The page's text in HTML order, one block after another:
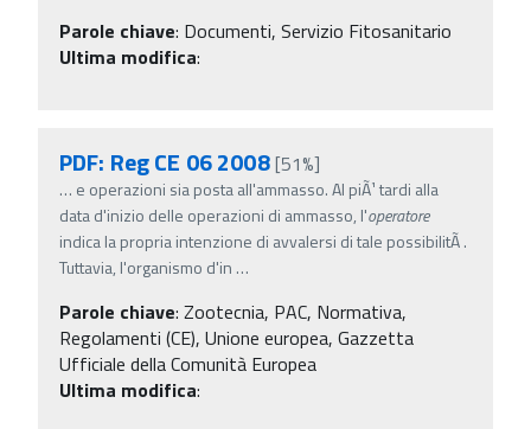
Parole chiave: Documenti, Servizio Fitosanitario
Ultima modifica:
PDF: Reg CE 06 2008[51%]
… e operazioni sia posta all'ammasso. Al piÃ¹ tardi alla
data d'inizio delle operazioni di ammasso, l'operatore
indica la propria intenzione di avvalersi di tale possibilitÃ .
Tuttavia, l'organismo d'in …
Parole chiave: Zootecnia, PAC, Normativa,
Regolamenti (CE), Unione europea, Gazzetta
Ufficiale della Comunità Europea
Ultima modifica: